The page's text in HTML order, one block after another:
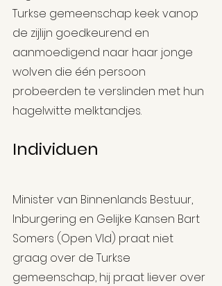
Turkse gemeenschap keek vanop
de zijlijn goedkeurend en
aanmoedigend naar haar jonge
wolven die één persoon
probeerden te verslinden met hun
hagelwitte melktandjes.
Individuen
Minister van Binnenlands Bestuur,
Inburgering en Gelijke Kansen Bart
Somers (Open Vld) praat niet
graag over de Turkse
gemeenschap, hij praat liever over